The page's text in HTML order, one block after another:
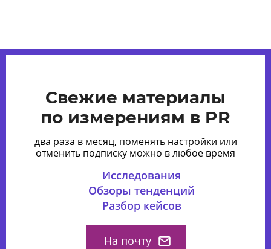
Свежие материалы
по измерениям в PR
два раза в месяц, поменять настройки или
отменить подписку можно в любое время
Исследования
Обзоры тенденций
Разбор кейсов
На почту